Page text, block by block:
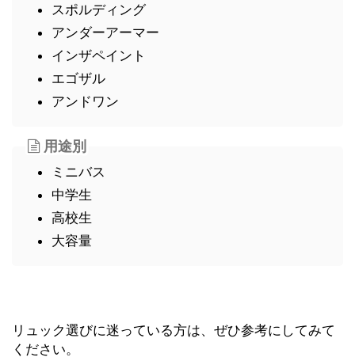
スポルディング
アンダーアーマー
インザペイント
エゴザル
アンドワン
用途別
ミニバス
中学生
高校生
大容量
リュック選びに迷っている方は、ぜひ参考にしてみて
ください。